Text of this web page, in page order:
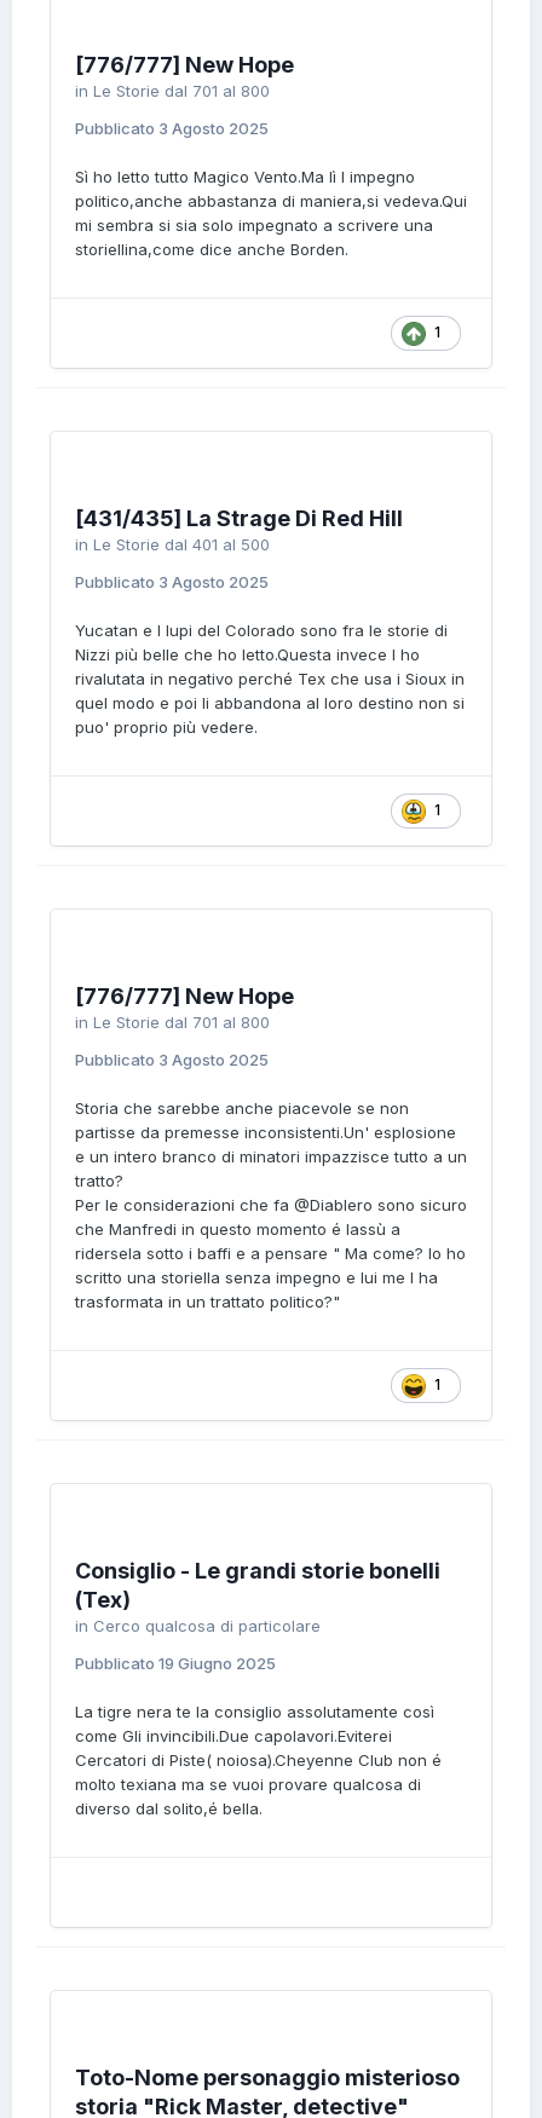
[776/777] New Hope
in Le Storie dal 701 al 800
Pubblicato 3 Agosto 2025
Sì ho letto tutto Magico Vento.Ma lì l impegno
politico,anche abbastanza di maniera,si vedeva.Qui
mi sembra si sia solo impegnato a scrivere una
storiellina,come dice anche Borden.
1
[431/435] La Strage Di Red Hill
in Le Storie dal 401 al 500
Pubblicato 3 Agosto 2025
Yucatan e I lupi del Colorado sono fra le storie di
Nizzi più belle che ho letto.Questa invece l ho
rivalutata in negativo perché Tex che usa i Sioux in
quel modo e poi li abbandona al loro destino non si
puo' proprio più vedere.
1
[776/777] New Hope
in Le Storie dal 701 al 800
Pubblicato 3 Agosto 2025
Storia che sarebbe anche piacevole se non
partisse da premesse inconsistenti.Un' esplosione
e un intero branco di minatori impazzisce tutto a un
tratto?
Per le considerazioni che fa @Diablero sono sicuro
che Manfredi in questo momento é lassù a
ridersela sotto i baffi e a pensare " Ma come? Io ho
scritto una storiella senza impegno e lui me l ha
trasformata in un trattato politico?"
1
Consiglio - Le grandi storie bonelli
(Tex)
in Cerco qualcosa di particolare
Pubblicato 19 Giugno 2025
La tigre nera te la consiglio assolutamente così
come Gli invincibili.Due capolavori.Eviterei
Cercatori di Piste( noiosa).Cheyenne Club non é
molto texiana ma se vuoi provare qualcosa di
diverso dal solito,é bella.
Toto-Nome personaggio misterioso
storia "Rick Master, detective"